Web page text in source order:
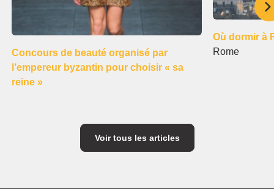
Concours de beauté organisé par
l’empereur byzantin pour choisir « sa
reine »
Où dormir à
Rome
Voir tous les articles